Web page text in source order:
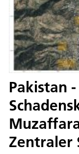
Pakistan -
Zentraler